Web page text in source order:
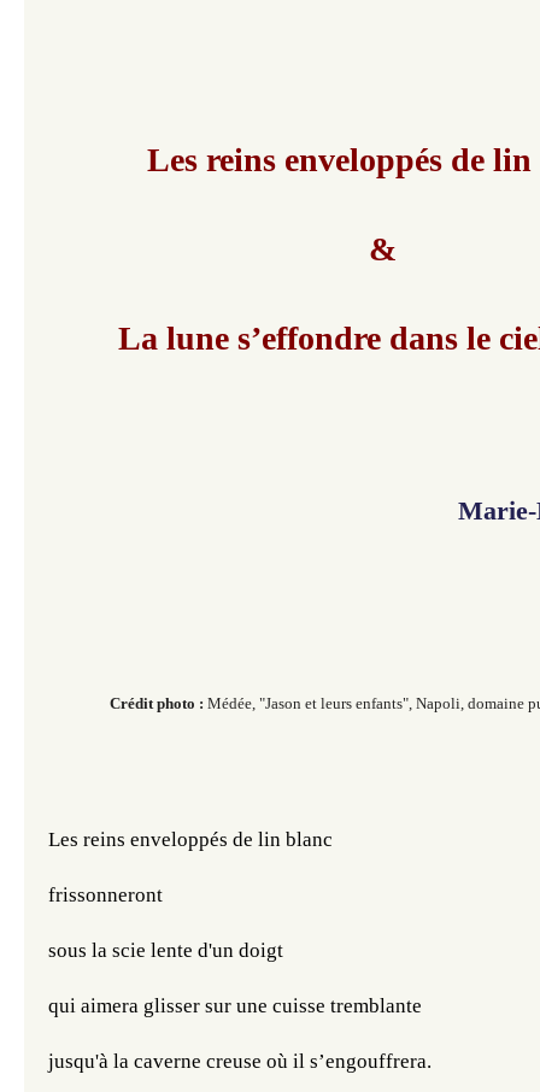
Les reins enveloppés de
&
La lune s’effondre dans le
Crédit photo : Médée, "Jason et leurs enfants" , Napoli, domaine
Les reins enveloppés de lin blanc
frissonneront
sous la scie lente d'un doigt
qui aimera glisser sur une cuisse tremblante
jusqu'à la caverne creuse où il s’engouffrera.